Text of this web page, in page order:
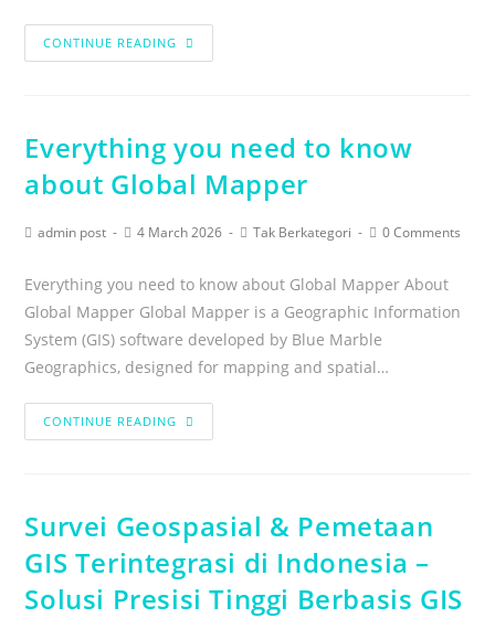
CONTINUE READING
Everything you need to know
about Global Mapper
admin post 4 March 2026 Tak Berkategori 0 Comments
Everything you need to know about Global Mapper About
Global Mapper Global Mapper is a Geographic Information
System (GIS) software developed by Blue Marble
Geographics, designed for mapping and spatial…
CONTINUE READING
Survei Geospasial & Pemetaan
GIS Terintegrasi di Indonesia –
Solusi Presisi Tinggi Berbasis GIS